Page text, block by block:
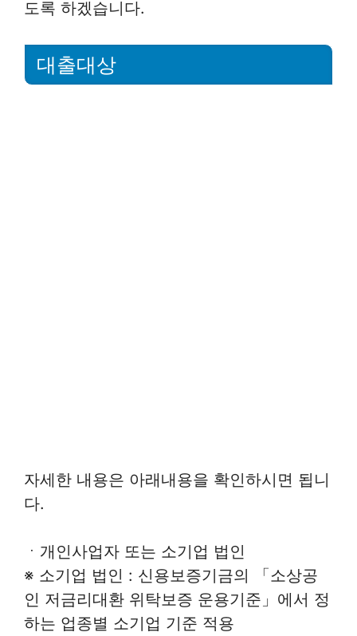
도록 하겠습니다.
대출대상
자세한 내용은 아래내용을 확인하시면 됩니
다.
ㆍ개인사업자 또는 소기업 법인
※ 소기업 법인 : 신용보증기금의 「소상공
인 저금리대환 위탁보증 운용기준」에서 정
하는 업종별 소기업 기준 적용